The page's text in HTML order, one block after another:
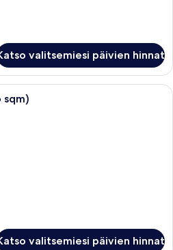
valitsemiesi päivien hinnat
Moderni hotellihuone, jossa on suuri
sqm)
valitsemiesi päivien hinnat